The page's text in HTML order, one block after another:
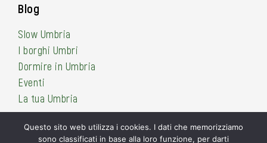
Blog
Slow Umbria
I borghi Umbri
Dormire in Umbria
Eventi
La tua Umbria
Questo sito web utilizza i cookies. I dati che memorizziamo
sono classificati in base alla loro funzione, per darti